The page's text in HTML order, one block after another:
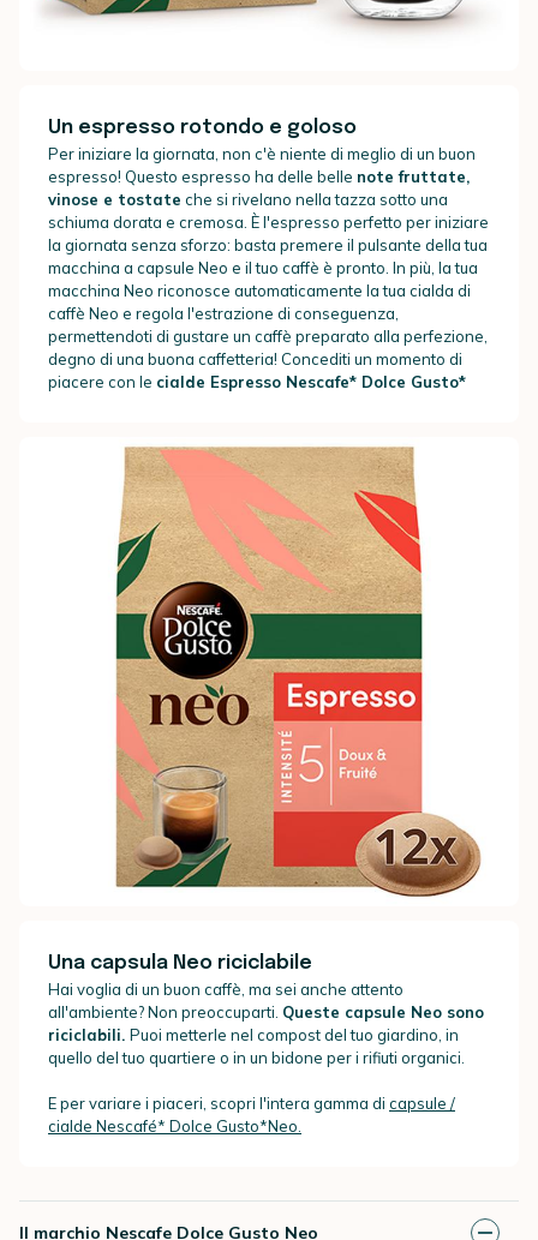
Un espresso rotondo e goloso
Per iniziare la giornata, non c'è niente di meglio di un buon
espresso! Questo espresso ha delle belle note fruttate,
vinose e tostate che si rivelano nella tazza sotto una
schiuma dorata e cremosa. È l'espresso perfetto per iniziare
la giornata senza sforzo: basta premere il pulsante della tua
macchina a capsule Neo e il tuo caffè è pronto. In più, la tua
macchina Neo riconosce automaticamente la tua cialda di
caffè Neo e regola l'estrazione di conseguenza,
permettendoti di gustare un caffè preparato alla perfezione,
degno di una buona caffetteria! Concediti un momento di
piacere con le cialde Espresso Nescafe* Dolce Gusto*
Una capsula Neo riciclabile
Hai voglia di un buon caffè, ma sei anche attento
all'ambiente? Non preoccuparti. Queste capsule Neo sono
riciclabili. Puoi metterle nel compost del tuo giardino, in
quello del tuo quartiere o in un bidone per i rifiuti organici.
E per variare i piaceri, scopri l'intera gamma di capsule /
cialde Nescafé* Dolce Gusto*Neo.
Il marchio Nescafe Dolce Gusto Neo